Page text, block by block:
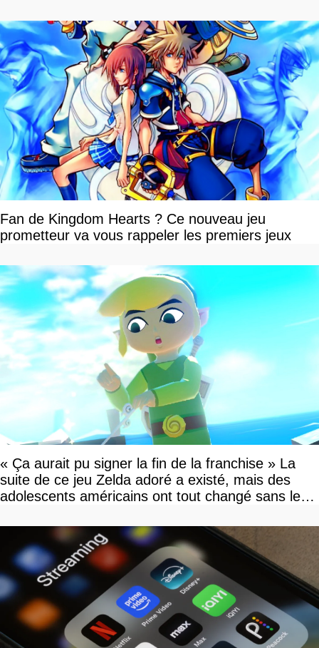
Fan de Kingdom Hearts ? Ce nouveau jeu
prometteur va vous rappeler les premiers jeux
« Ça aurait pu signer la fin de la franchise » La
suite de ce jeu Zelda adoré a existé, mais des
adolescents américains ont tout changé sans le